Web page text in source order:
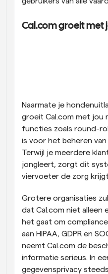
Cal.com groeit met
Naarmate je
groeit Cal.com met jou
functies zoals round-
is voor het beheren
Terwijl je meerdere
jongleert, zorgt dit
viervoeter de zorg
Grotere organisaties
dat Cal.com niet
het gaat om
aan HIPAA, GDPR en
neemt Cal.com de
informatie serieus. In
gegevensprivacy